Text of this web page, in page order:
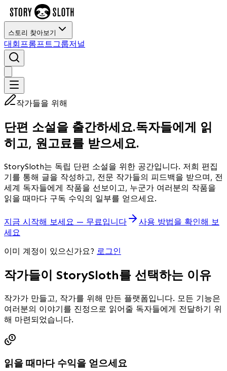
스토리 찾아보기
대회프롬프트그룹저널
작가들을 위해
단편 소설을 출간하세요.독자들에게 읽
히고, 원고료를 받으세요.
StorySloth는 독립 단편 소설을 위한 공간입니다. 저희 편집
기를 통해 글을 작성하고, 전문 작가들의 피드백을 받으며, 전
세계 독자들에게 작품을 선보이고, 누군가 여러분의 작품을
읽을 때마다 구독 수익의 일부를 얻으세요.
지금 시작해 보세요 — 무료입니다
사용 방법을 확인해 보
세요
이미 계정이 있으신가요? 로그인
작가들이 StorySloth를 선택하는 이유
작가가 만들고, 작가를 위해 만든 플랫폼입니다. 모든 기능은
여러분의 이야기를 진정으로 읽어줄 독자들에게 전달하기 위
해 마련되었습니다.
읽을 때마다 수익을 얻으세요